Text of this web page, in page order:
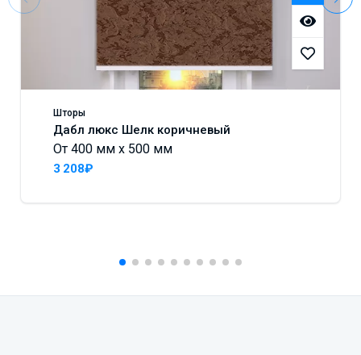
Шторы
Дабл люкс Шелк коричневый
От 400 мм x 500 мм
3 208₽